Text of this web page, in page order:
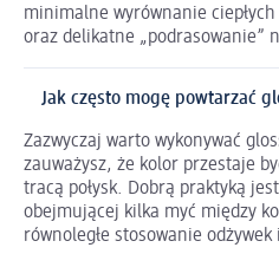
minimalne wyrównanie
oraz delikatne „podrasowanie”
Jak często mogę powtarzać
Zazwyczaj warto wykonywać
zauważysz, że kolor przestaje
tracą połysk. Dobrą praktyką
obejmującej kilka myć między
równoległe stosowanie